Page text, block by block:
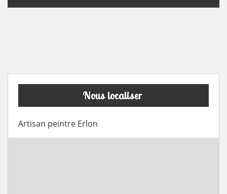
Nous localiser
Artisan peintre Erlon